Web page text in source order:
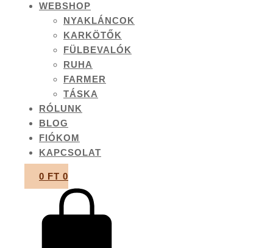
WEBSHOP
NYAKLÁNCOK
KARKÖTŐK
FÜLBEVALÓK
RUHA
FARMER
TÁSKA
RÓLUNK
BLOG
FIÓKOM
KAPCSOLAT
0 FT 0